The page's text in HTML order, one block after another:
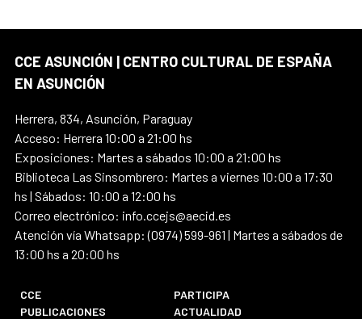
CCE ASUNCIÓN | CENTRO CULTURAL DE ESPAÑA
EN ASUNCIÓN
Herrera, 834, Asunción, Paraguay
Acceso: Herrera 10:00 a 21:00 hs
Exposiciones: Martes a sábados 10:00 a 21:00 hs
Biblioteca Las Sinsombrero: Martes a viernes 10:00 a 17:30
hs | Sábados: 10:00 a 12:00 hs
Correo electrónico: info.ccejs@aecid.es
Atención vía Whatsapp: (0974) 599-961 | Martes a sábados de
13:00 hs a 20:00 hs
CCE
PARTICIPA
PUBLICACIONES
ACTUALIDAD